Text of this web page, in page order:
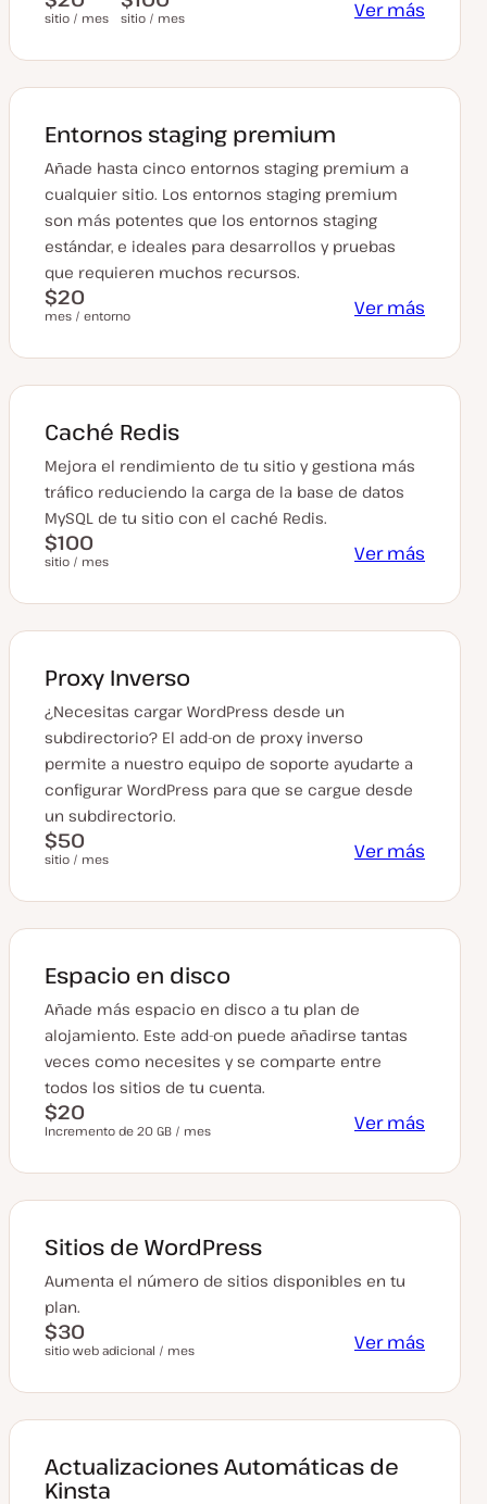
sitio / mes sitio / mes Ver más
Entornos staging premium
Añade hasta cinco entornos staging premium a
cualquier sitio. Los entornos staging premium
son más potentes que los entornos staging
estándar, e ideales para desarrollos y pruebas
que requieren muchos recursos.
$20
mes / entorno Ver más
Caché Redis
Mejora el rendimiento de tu sitio y gestiona más
tráfico reduciendo la carga de la base de datos
MySQL de tu sitio con el caché Redis.
$100
sitio / mes Ver más
Proxy Inverso
¿Necesitas cargar WordPress desde un
subdirectorio? El add-on de proxy inverso
permite a nuestro equipo de soporte ayudarte a
configurar WordPress para que se cargue desde
un subdirectorio.
$50
sitio / mes Ver más
Espacio en disco
Añade más espacio en disco a tu plan de
alojamiento. Este add-on puede añadirse tantas
veces como necesites y se comparte entre
todos los sitios de tu cuenta.
$20
Incremento de 20 GB / mes Ver más
Sitios de WordPress
Aumenta el número de sitios disponibles en tu
plan.
$30
sitio web adicional / mes Ver más
Actualizaciones Automáticas de
Kinsta